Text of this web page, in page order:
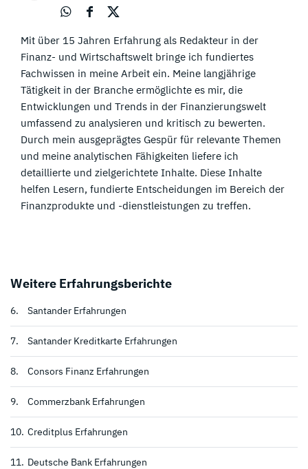
Wha
tsap
teile
n
Face
boo
k
teile
n
Twit
ter
teile
n
Mit über 15 Jahren Erfahrung als Redakteur in der
Finanz- und Wirtschaftswelt bringe ich fundiertes
Fachwissen in meine Arbeit ein. Meine langjährige
Tätigkeit in der Branche ermöglichte es mir, die
Entwicklungen und Trends in der Finanzierungswelt
umfassend zu analysieren und kritisch zu bewerten.
Durch mein ausgeprägtes Gespür für relevante Themen
und meine analytischen Fähigkeiten liefere ich
detaillierte und zielgerichtete Inhalte. Diese Inhalte
helfen Lesern, fundierte Entscheidungen im Bereich der
Finanzprodukte und -dienstleistungen zu treffen.
Weitere Erfahrungsberichte
6. Santander Erfahrungen
7. Santander Kreditkarte Erfahrungen
8. Consors Finanz Erfahrungen
9. Commerzbank Erfahrungen
10. Creditplus Erfahrungen
11. Deutsche Bank Erfahrungen
Unsere Top Alternative zu Volkswagen Bank:
Targobank Erfahrungen
-